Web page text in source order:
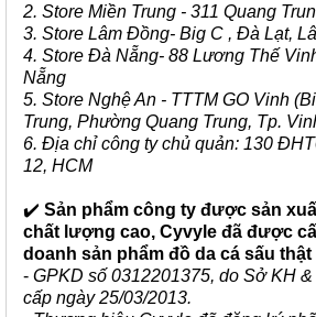
2. Store Miền Trung - 311 Quang
3. Store Lâm Đồng- Big C , Đà Lạt,
4. Store Đà Nẵng- 88 Lương Thế
Nẵng
5. Store Nghệ An - TTTM GO Vinh
Trung, Phường Quang Trung, Tp.
6. Địa chỉ công ty chủ quản: 130
12, HCM
✔️ Sản phẩm công ty được sản
chất lượng cao, Cyvyle đã được
doanh sản phẩm đồ da cá sấu thật
- GPKD số 0312201375, do Sở KH
cấp ngày 25/03/2013.